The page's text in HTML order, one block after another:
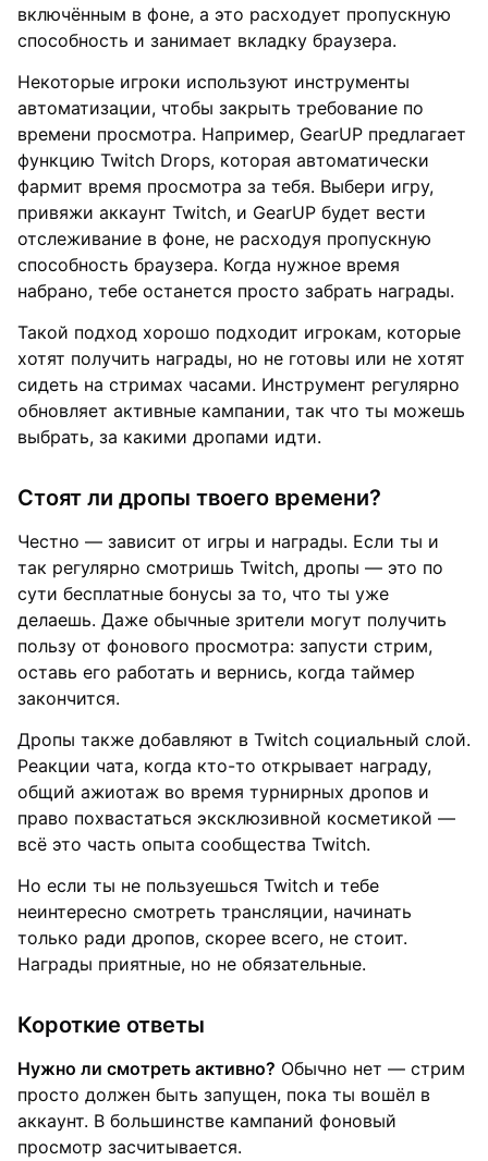
включённым в фоне, а это расходует пропускную
способность и занимает вкладку браузера.
Некоторые игроки используют инструменты
автоматизации, чтобы закрыть требование по
времени просмотра. Например, GearUP предлагает
функцию Twitch Drops, которая автоматически
фармит время просмотра за тебя. Выбери игру,
привяжи аккаунт Twitch, и GearUP будет вести
отслеживание в фоне, не расходуя пропускную
способность браузера. Когда нужное время
набрано, тебе останется просто забрать награды.
Такой подход хорошо подходит игрокам, которые
хотят получить награды, но не готовы или не хотят
сидеть на стримах часами. Инструмент регулярно
обновляет активные кампании, так что ты можешь
выбрать, за какими дропами идти.
Стоят ли дропы твоего времени?
Честно — зависит от игры и награды. Если ты и
так регулярно смотришь Twitch, дропы — это по
сути бесплатные бонусы за то, что ты уже
делаешь. Даже обычные зрители могут получить
пользу от фонового просмотра: запусти стрим,
оставь его работать и вернись, когда таймер
закончится.
Дропы также добавляют в Twitch социальный слой.
Реакции чата, когда кто-то открывает награду,
общий ажиотаж во время турнирных дропов и
право похвастаться эксклюзивной косметикой —
всё это часть опыта сообщества Twitch.
Но если ты не пользуешься Twitch и тебе
неинтересно смотреть трансляции, начинать
только ради дропов, скорее всего, не стоит.
Награды приятные, но не обязательные.
Короткие ответы
Нужно ли смотреть активно? Обычно нет — стрим
просто должен быть запущен, пока ты вошёл в
аккаунт. В большинстве кампаний фоновый
просмотр засчитывается.